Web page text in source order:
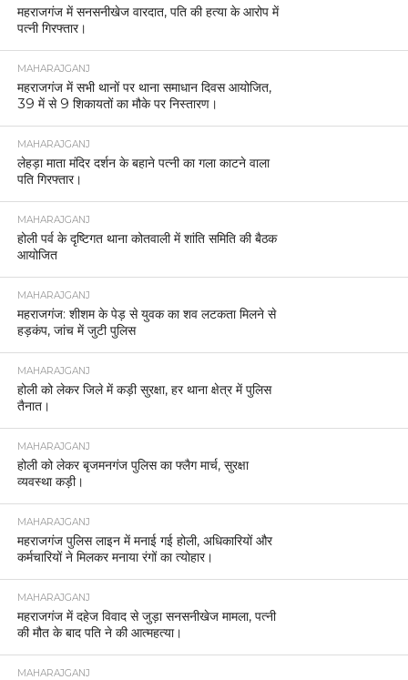
महराजगंज में सनसनीखेज वारदात, पति की हत्या के आरोप में
पत्नी गिरफ्तार।
MAHARAJGANJ
महराजगंज में सभी थानों पर थाना समाधान दिवस आयोजित,
39 में से 9 शिकायतों का मौके पर निस्तारण।
MAHARAJGANJ
लेहड़ा माता मंदिर दर्शन के बहाने पत्नी का गला काटने वाला
पति गिरफ्तार।
MAHARAJGANJ
होली पर्व के दृष्टिगत थाना कोतवाली में शांति समिति की बैठक
आयोजित
MAHARAJGANJ
महराजगंज: शीशम के पेड़ से युवक का शव लटकता मिलने से
हड़कंप, जांच में जुटी पुलिस
MAHARAJGANJ
होली को लेकर जिले में कड़ी सुरक्षा, हर थाना क्षेत्र में पुलिस
तैनात।
MAHARAJGANJ
होली को लेकर बृजमनगंज पुलिस का फ्लैग मार्च, सुरक्षा
व्यवस्था कड़ी।
MAHARAJGANJ
महराजगंज पुलिस लाइन में मनाई गई होली, अधिकारियों और
कर्मचारियों ने मिलकर मनाया रंगों का त्योहार।
MAHARAJGANJ
महराजगंज में दहेज विवाद से जुड़ा सनसनीखेज मामला, पत्नी
की मौत के बाद पति ने की आत्महत्या।
MAHARAJGANJ